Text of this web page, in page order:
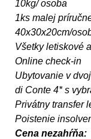
10kg/ osoba
1ks malej
40x30x20cm/
Všetky letiskové
Online check-in
Ubytovanie v
di Conte 4* s
Privátny transfer
Poistenie
Cena nezahŕňa: